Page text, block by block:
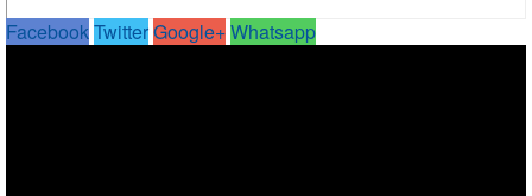
FacebookTwitterGoogle+Whatsapp